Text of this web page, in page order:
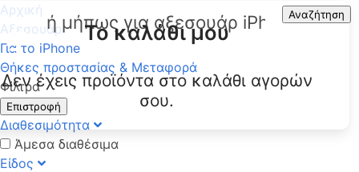
Αναζήτηση
Το καλάθι μου
Δεν έχεις προϊόντα στο καλάθι αγορών
σου.
Αρχική
Αξεσουάρ
Για το iPhone
Θήκες προστασίας & Μεταφορά
Φίλτρα
Επιστροφή
Διαθεσιμότητα
Άμεσα διαθέσιμα
Είδος